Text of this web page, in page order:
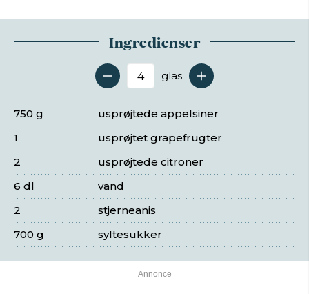
Ingredienser
Antal serveringer
glas
usprøjtede appelsiner
750 g
usprøjtet grapefrugter
1
usprøjtede citroner
2
vand
6 dl
stjerneanis
2
syltesukker
700 g